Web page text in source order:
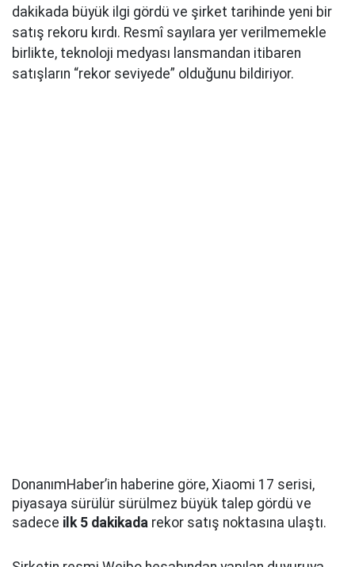
dakikada büyük ilgi gördü ve şirket tarihinde yeni bir
satış rekoru kırdı. Resmî sayılara yer verilmemekle
birlikte, teknoloji medyası lansmandan itibaren
satışların “rekor seviyede” olduğunu bildiriyor.
DonanımHaber’in haberine göre, Xiaomi 17 serisi,
piyasaya sürülür sürülmez büyük talep gördü ve
sadece ilk 5 dakikada rekor satış noktasına ulaştı.